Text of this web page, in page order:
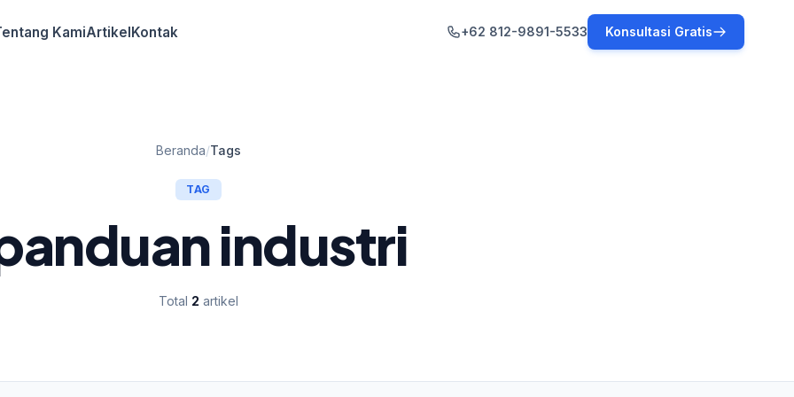
KamiArtikelKontak +62 812-9891-5533 Konsultasi Gratis
Beranda/Tags
TAG
industri
Total 2 artikel